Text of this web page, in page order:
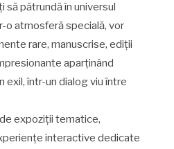
pătrundă în universul
o atmosferă specială, vor
rare, manuscrise, ediții
aparținând
exil, într-un dialog viu între
expoziții tematice,
interactive dedicate